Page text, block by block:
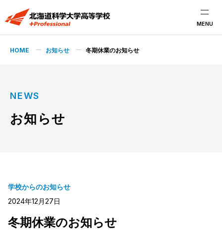
MENU
HOME お知らせ 冬期休業のお知らせ
NEWS
お知らせ
学校からのお知らせ
2024年12月27日
冬期休業のお知らせ